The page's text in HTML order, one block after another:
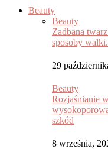
Beauty
Beauty
Zadbana
sposoby
29
Beauty
Rozjaśnianie
szkód
8 września,